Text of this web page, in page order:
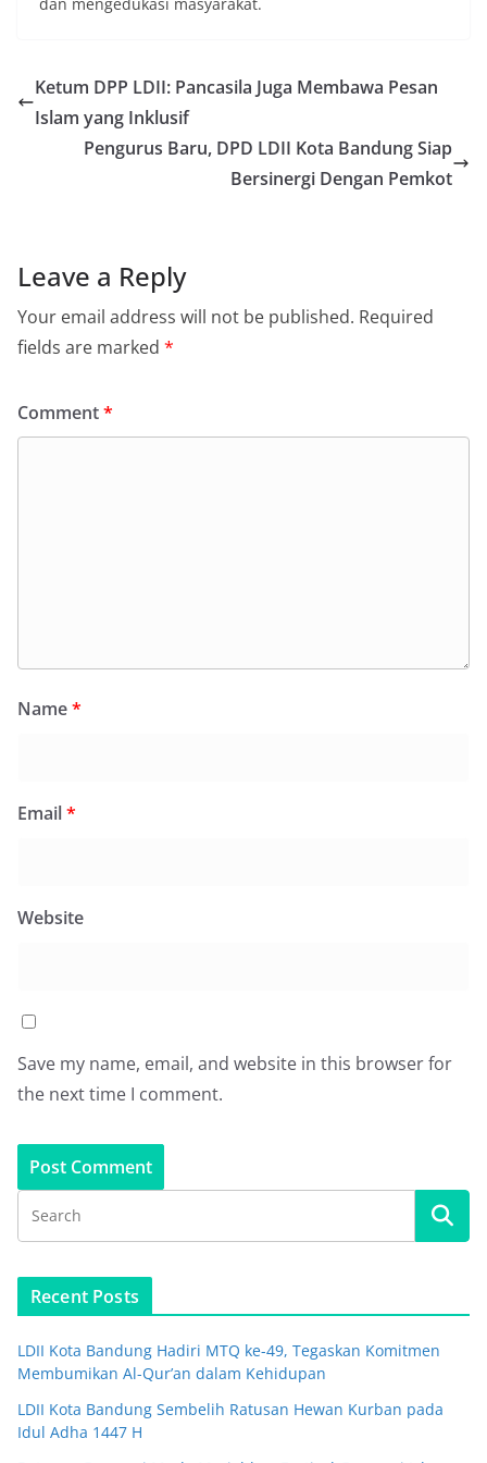
Ketum DPP LDII: Pancasila Juga Membawa Pesan
Islam yang Inklusif
Pengurus Baru, DPD LDII Kota Bandung Siap
Bersinergi Dengan Pemkot
Leave a Reply
Your email address will not be published. Required
fields are marked *
Comment*
Name*
Email*
Website
Save my name, email, and website in this browser for
the next time I comment.
Recent Posts
LDII Kota Bandung Hadiri MTQ ke-49, Tegaskan Komitmen
Membumikan Al-Qur’an dalam Kehidupan
LDII Kota Bandung Sembelih Ratusan Hewan Kurban pada
Idul Adha 1447 H